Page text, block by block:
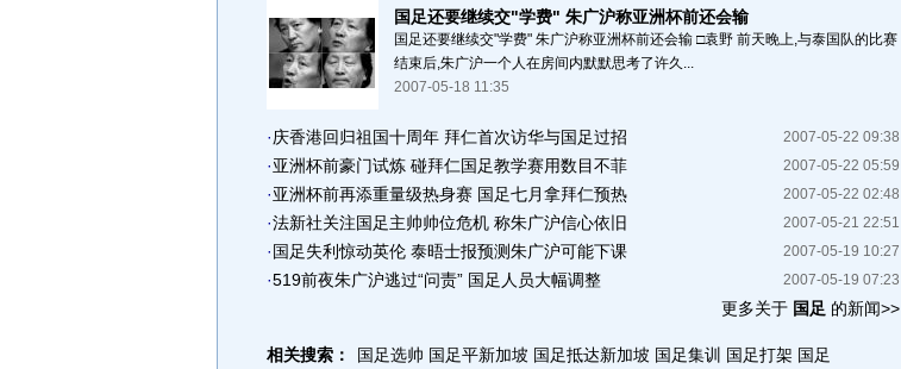
国足还要继续交"学费" 朱广沪称亚洲杯前还会输
国足还要继续交"学费" 朱广沪称亚洲杯前还会输 □袁野 前天晚上,与泰国队的比赛
结束后,朱广沪一个人在房间内默默思考了许久...
2007-05-18 11:35
2007-05-22 09:38
·庆香港回归祖国十周年 拜仁首次访华与国足过招
2007-05-22 05:59
·亚洲杯前豪门试炼 碰拜仁国足教学赛用数目不菲
2007-05-22 02:48
·亚洲杯前再添重量级热身赛 国足七月拿拜仁预热
2007-05-21 22:51
·法新社关注国足主帅帅位危机 称朱广沪信心依旧
2007-05-19 10:27
·国足失利惊动英伦 泰晤士报预测朱广沪可能下课
2007-05-19 07:23
·519前夜朱广沪逃过“问责” 国足人员大幅调整
更多关于 国足 的新闻>>
相关搜索： 国足选帅 国足平新加坡 国足抵达新加坡 国足集训 国足打架 国足